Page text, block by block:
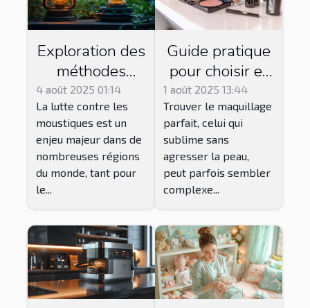
Exploration des
méthodes
traditionnelles
et modernes de
lutte contre les
moustiques
4 août 2025 01:14
La lutte contre les
moustiques est un
enjeu majeur dans de
nombreuses régions
du monde, tant pour
le...
Guide pratique
pour choisir et
acheter du
maquillage
Younique
adapté à votre
peau
1 août 2025 13:44
Trouver le maquillage
parfait, celui qui
sublime sans
agresser la peau,
peut parfois sembler
complexe...